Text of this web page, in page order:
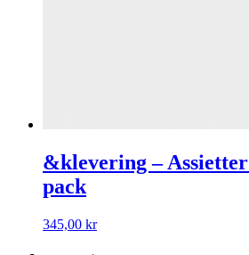
&klevering –
pack
345,00 kr